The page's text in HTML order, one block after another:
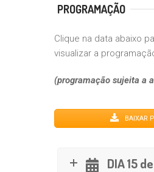
PROGRAMAÇÃO
Clique na data abaixo
visualizar a
(programação sujeita a
BAIXAR
DIA 15